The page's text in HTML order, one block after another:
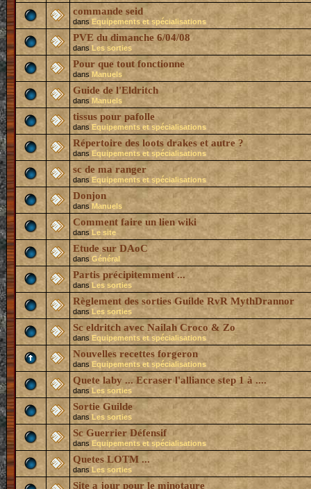
commande seid
dans Equipements et spécialisations
PVE du dimanche 6/04/08
dans Les sorties
Pour que tout fonctionne
dans Manuels
Guide de l'Eldritch
dans Manuels
tissus pour pafolle
dans Equipements et spécialisations
Répertoire des loots drakes et autre ?
dans Equipements et spécialisations
sc de ma ranger
dans Equipements et spécialisations
Donjon
dans Manuels
Comment faire un lien wiki
dans Le site
Etude sur DAoC
dans Général
Partis précipitemment ...
dans Les sorties
Règlement des sorties Guilde RvR MythDrannor
dans Les sorties
Sc eldritch avec Nailah Croco & Zo
dans Equipements et spécialisations
Nouvelles recettes forgeron
dans Equipements et spécialisations
Quete laby ... Ecraser l'alliance step 1 à ....
dans Les sorties
Sortie Guilde
dans Les sorties
Sc Guerrier Défensif
dans Equipements et spécialisations
Quetes LOTM ...
dans Les sorties
Site a jour pour le minotaure